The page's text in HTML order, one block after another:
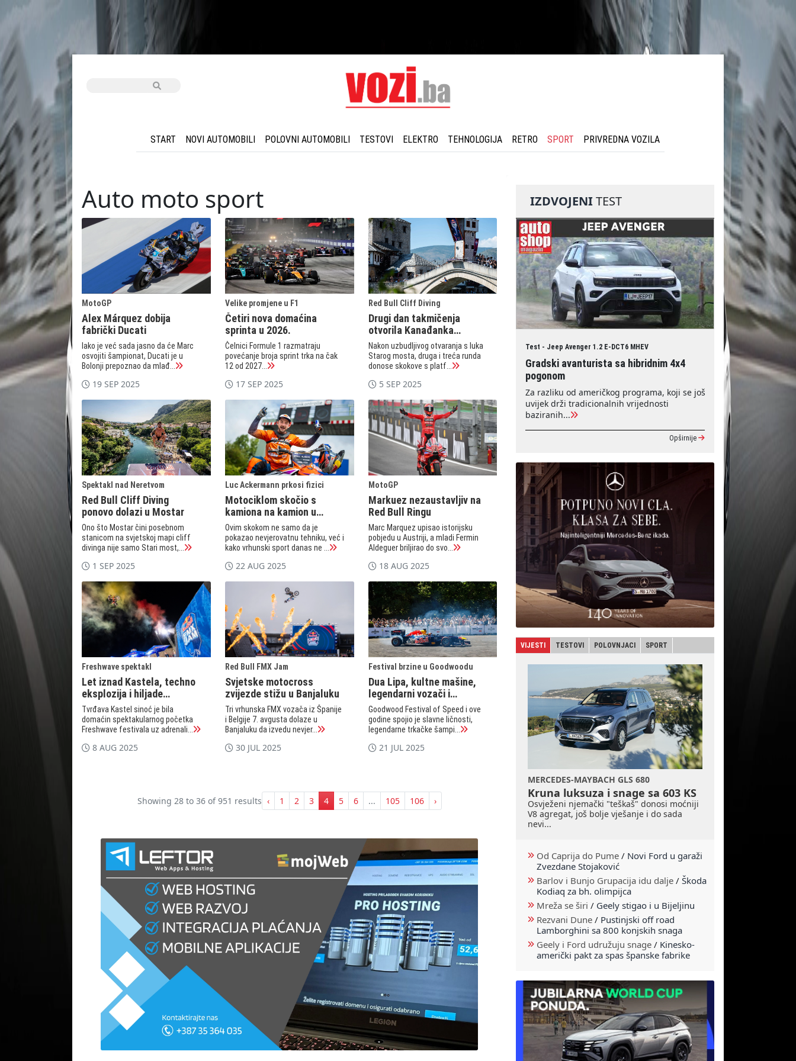
START NOVI AUTOMOBILI POLOVNI AUTOMOBILI TESTOVI ELEKTRO TEHNOLOGIJA RETRO SPORT PRIVREDNA VOZILA
Auto moto sport
MotoGP
Alex Márquez dobija
fabrički Ducati
Iako je već sada jasno da će Marc
osvojiti šampionat, Ducati je u
Bolonji prepoznao da mlađ...
19 SEP 2025
Velike promjene u F1
Četiri nova domaćina
sprinta u 2026.
Čelnici Formule 1 razmatraju
povećanje broja sprint trka na čak
12 od 2027...
17 SEP 2025
Red Bull Cliff Diving
Drugi dan takmičenja
otvorila Kanađanka
Simone Leathead
Nakon uzbudljivog otvaranja s luka
Starog mosta, druga i treća runda
donose skokove s platf...
5 SEP 2025
Spektakl nad Neretvom
Red Bull Cliff Diving
ponovo dolazi u Mostar
Ono što Mostar čini posebnom
stanicom na svjetskoj mapi cliff
divinga nije samo Stari most,...
1 SEP 2025
Luc Ackermann prkosi fizici
Motociklom skočio s
kamiona na kamion u
pokretu
Ovim skokom ne samo da je
pokazao nevjerovatnu tehniku, već i
kako vrhunski sport danas ne ...
22 AUG 2025
MotoGP
Markuez nezaustavljiv na
Red Bull Ringu
Marc Marquez upisao istorijsku
pobjedu u Austriji, a mladi Fermin
Aldeguer briljirao do svo...
18 AUG 2025
Freshwave spektakl
Let iznad Kastela, techno
eksplozija i hiljade
oduševljenih
Tvrđava Kastel sinoć je bila
domaćin spektakularnog početka
Freshwave festivala uz adrenali...
8 AUG 2025
Red Bull FMX Jam
Svjetske motocross
zvijezde stižu u Banjaluku
Tri vrhunska FMX vozača iz Španije
i Belgije 7. avgusta dolaze u
Banjaluku da izvedu nevjer...
30 JUL 2025
Festival brzine u Goodwoodu
Dua Lipa, kultne mašine,
legendarni vozači i
spaljene gume
Goodwood Festival of Speed i ove
godine spojio je slavne ličnosti,
legendarne trkačke šampi...
21 JUL 2025
Showing 28to 36of951 results ‹ 1 2 3 4 5 6 ... 105 106 ›
IZDVOJENITEST
Test - Jeep Avenger 1.2 E-DCT6 MHEV
Gradski avanturista sa hibridnim 4x4
pogonom
Za razliku od američkog programa, koji se još
uvijek drži tradicionalnih vrijednosti
baziranih...
Opširnije
VIJESTI TESTOVI POLOVNJACI SPORT
MERCEDES-MAYBACH GLS 680
Kruna luksuza i snage sa 603 KS
Osvježeni njemački "teškaš" donosi moćniji
V8 agregat, još bolje vješanje i do sada
nevi...
Od Caprija do Pume / Novi Ford u garaži
Zvezdane Stojaković
Barlov i Bunjo Grupacija idu dalje /Škoda
Kodiaq za bh. olimpijca
Mreža se širi / Geely stigao i u Bijeljinu
Rezvani Dune / Pustinjski off road
Lamborghini sa 800 konjskih snaga
Geely i Ford udružuju snage / Kinesko-
američki pakt za spas španske fabrike